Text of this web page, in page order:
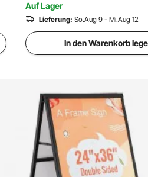
Auf Lager
Lieferung: So.Aug 9 - Mi.Aug 12
In den Warenkorb